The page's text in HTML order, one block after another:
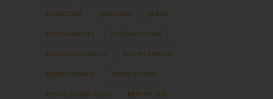
PUBLICIDAD QUEDADAS QUESO
RECETAS FÁCILES RECETAS LIGERAS
RECETAS SOLIDARIAS RECOPILATORIOS
RECOPILATORIOS. RESTAURANTES
RETO EL ASALTA BLOGS RETO TÍA ALIA